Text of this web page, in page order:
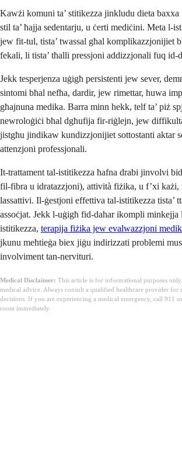
Kawżi komuni ta’ stitikezza jinkludu dieta
stil ta’ ħajja sedentarju, u ċerti mediċini. Meta l-
jew fit-tul, tista’ twassal għal komplikazzjonijiet
fekali, li tista’ tħalli pressjoni addizzjonali fuq id-
Jekk tesperjenza uġigħ persistenti jew sever,
sintomi bħal nefħa, dardir, jew rimettar, huwa
għajnuna medika. Barra minn hekk, telf ta’ piż
newroloġiċi bħal dgħufija fir-riġlejn, jew
jistgħu jindikaw kundizzjonijiet sottostanti aktar
attenzjoni professjonali.
It-trattament tal-istitikezza ħafna drabi jinvolvi
fil-fibra u idratazzjoni), attività fiżika, u f’xi każi,
lassattivi. Il-ġestjoni effettiva tal-istitikezza tista’
assoċjat. Jekk l-uġigħ fid-dahar ikompli
istitikezza, terapija fiżika jew evalwazzjoni
jkunu meħtieġa biex jiġu indirizzati problemi
involviment tan-nervituri.
Medical Disclaimer: This article is for informational purposes
medical advice. Always consult a qualified healthcare provider for
decisions. If you are experiencing a medical emergency, call 911
room immediately.